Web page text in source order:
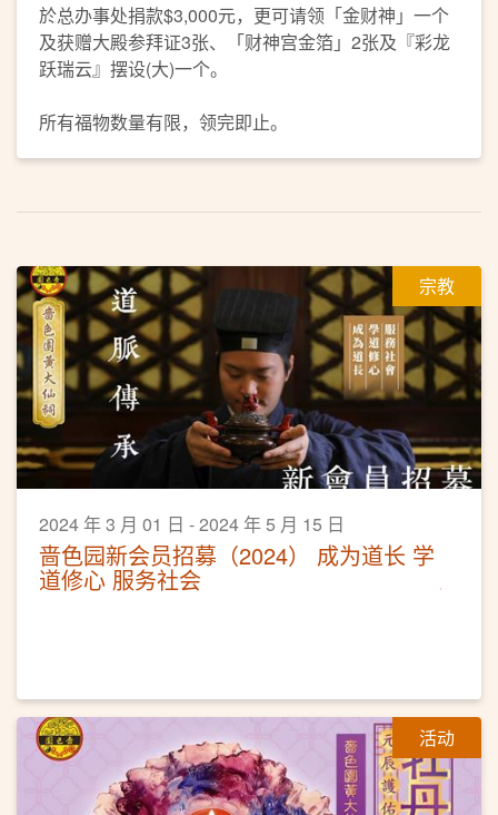
於总办事处捐款$3,000元，更可请领「金财神」一个
及获赠大殿参拜证3张、「财神宫金箔」2张及『彩龙
跃瑞云』摆设(大)一个。
所有福物数量有限，领完即止。
宗教
2024 年 3 月 01 日 - 2024 年 5 月 15 日
啬色园新会员招募（2024） 成为道长 学
道修心 服务社会
活动